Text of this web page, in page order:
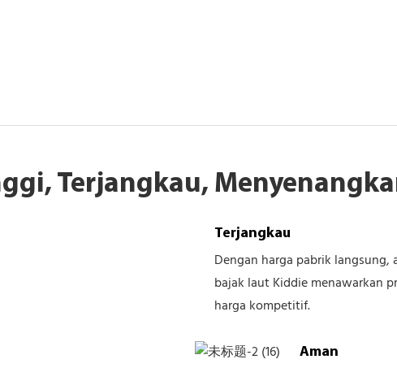
Terjangkau,
Terjangkau
Dengan harga pabrik
bajak laut Kiddie menawarkan
harga kompetitif.
Aman